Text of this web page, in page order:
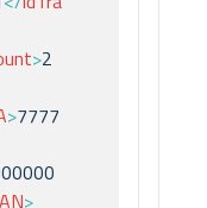
>2
>7777
>